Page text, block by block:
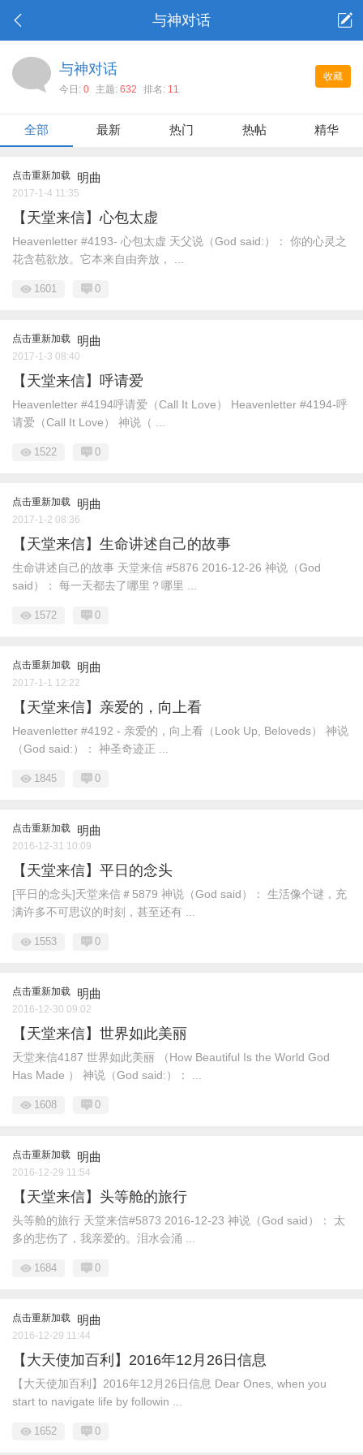
与神对话
收藏
与神对话
今日: 0 主题: 632 排名: 11
全部 最新 热门 热帖 精华
点击重新加载 明曲
2017-1-4 11:35
【天堂来信】心包太虚
Heavenletter #4193- 心包太虚 天父说（God said:）： 你的心灵之
花含苞欲放。它本来自由奔放， ...
1601 0
点击重新加载 明曲
2017-1-3 08:40
【天堂来信】呼请爱
Heavenletter #4194呼请爱（Call It Love） Heavenletter #4194-呼
请爱（Call It Love） 神说（ ...
1522 0
点击重新加载 明曲
2017-1-2 08:36
【天堂来信】生命讲述自己的故事
生命讲述自己的故事 天堂来信 #5876 2016-12-26 神说（God
said）： 每一天都去了哪里？哪里 ...
1572 0
点击重新加载 明曲
2017-1-1 12:22
【天堂来信】亲爱的，向上看
Heavenletter #4192 - 亲爱的，向上看（Look Up, Beloveds） 神说
（God said:）： 神圣奇迹正 ...
1845 0
点击重新加载 明曲
2016-12-31 10:09
【天堂来信】平日的念头
[平日的念头]天堂来信＃5879 神说（God said）： 生活像个谜，充
满许多不可思议的时刻，甚至还有 ...
1553 0
点击重新加载 明曲
2016-12-30 09:02
【天堂来信】世界如此美丽
天堂来信4187 世界如此美丽 （How Beautiful Is the World God
Has Made ） 神说（God said:）： ...
1608 0
点击重新加载 明曲
2016-12-29 11:54
【天堂来信】头等舱的旅行
头等舱的旅行 天堂来信#5873 2016-12-23 神说（God said）： 太
多的悲伤了，我亲爱的。泪水会涌 ...
1684 0
点击重新加载 明曲
2016-12-29 11:44
【大天使加百利】2016年12月26日信息
【大天使加百利】2016年12月26日信息 Dear Ones, when you
start to navigate life by followin ...
1652 0